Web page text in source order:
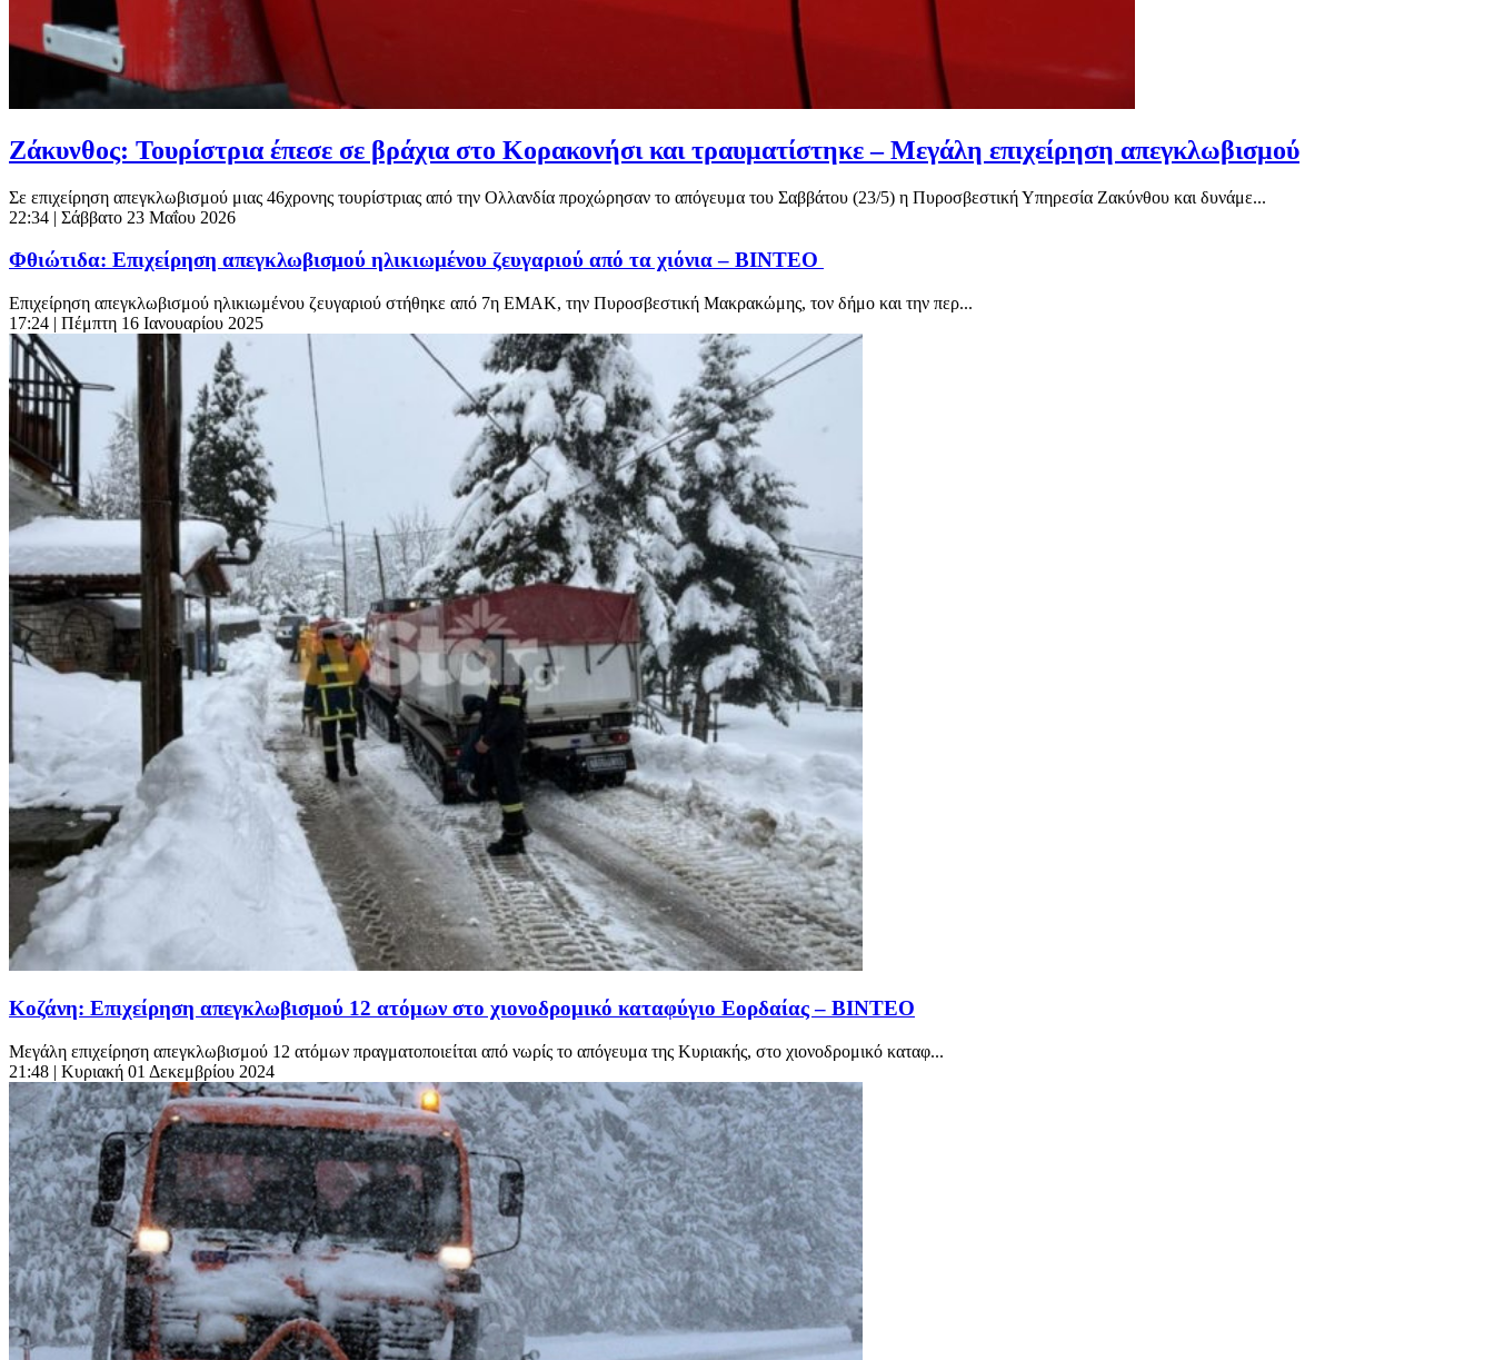
Ζάκυνθος: Τουρίστρια έπεσε σε βράχια στο Κορακονήσι και τραυματίστηκε – Μεγάλη επιχείρηση απεγκλωβισμού
Σε επιχείρηση απεγκλωβισμού μιας 46χρονης τουρίστριας από την Ολλανδία προχώρησαν το απόγευμα του Σαββάτου (23/5) η Πυροσβεστική Υπηρεσία Ζακύνθου και δυνάμε...
22:34 | Σάββατο 23 Μαΐου 2026
Φθιώτιδα: Επιχείρηση απεγκλωβισμού ηλικιωμένου ζευγαριού από τα χιόνια – ΒΙΝΤΕΟ
Επιχείρηση απεγκλωβισμού ηλικιωμένου ζευγαριού στήθηκε από 7η ΕΜΑΚ, την Πυροσβεστική Μακρακώμης, τον δήμο και την περ...
17:24 | Πέμπτη 16 Ιανουαρίου 2025
Κοζάνη: Επιχείρηση απεγκλωβισμού 12 ατόμων στο χιονοδρομικό καταφύγιο Εορδαίας – ΒΙΝΤΕΟ
Μεγάλη επιχείρηση απεγκλωβισμού 12 ατόμων πραγματοποιείται από νωρίς το απόγευμα της Κυριακής, στο χιονοδρομικό καταφ...
21:48 | Κυριακή 01 Δεκεμβρίου 2024